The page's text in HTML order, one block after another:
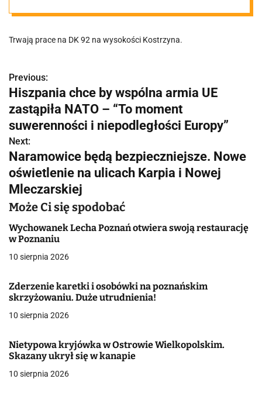
gazu!
Trwają prace na DK 92 na wysokości Kostrzyna.
N
a
w
i
g
a
c
j
a
w
p
s
u
Previous:
Hiszpania chce by wspólna armia UE
zastąpiła NATO – “To moment
suwerenności i niepodległości Europy”
Next:
Naramowice będą bezpieczniejsze. Nowe
oświetlenie na ulicach Karpia i Nowej
Mleczarskiej
Może Ci się spodobać
Wychowanek Lecha Poznań otwiera swoją restaurację
w Poznaniu
10 sierpnia 2026
Zderzenie karetki i osobówki na poznańskim
skrzyżowaniu. Duże utrudnienia!
10 sierpnia 2026
Nietypowa kryjówka w Ostrowie Wielkopolskim.
Skazany ukrył się w kanapie
10 sierpnia 2026